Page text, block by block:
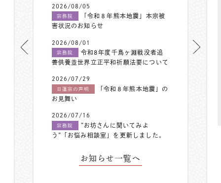
2026/08/05
宗務院
「令和８年熊本地震」本宗被
害状況のお知らせ
2026/08/01
宗務院
令和8年度千鳥ヶ淵戦没者追
善供養並世界立正平和祈願法要について
2026/07/29
日蓮宗の声明
「令和８年熊本地震」の
お見舞い
2026/07/16
宗務院
”お坊さんに聞いてみよ
う”「お悩み相談室」を更新しました。
お知らせ一覧へ